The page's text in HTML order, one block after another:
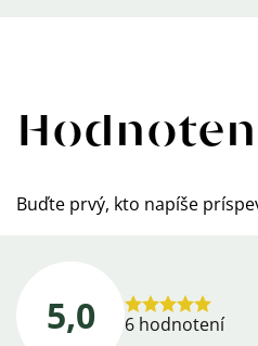
Buďte prvý, kto napíše
5,0
Priemerné
6 hodnotení